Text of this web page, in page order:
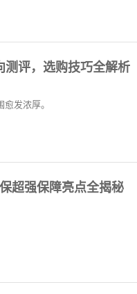
测评，选购技巧全解析
发浓厚。
超强保障亮点全揭秘